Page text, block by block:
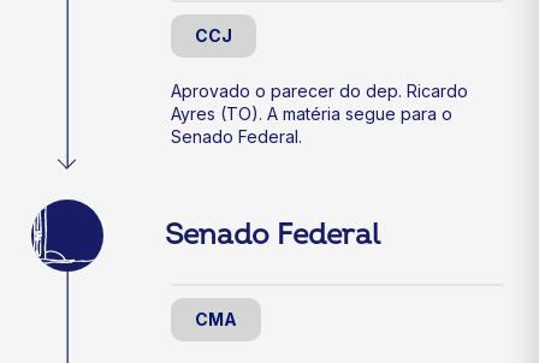
CCJ
Aprovado o parecer do dep. Ricardo
Ayres (TO). A matéria segue para o
Senado Federal.
Senado Federal
CMA